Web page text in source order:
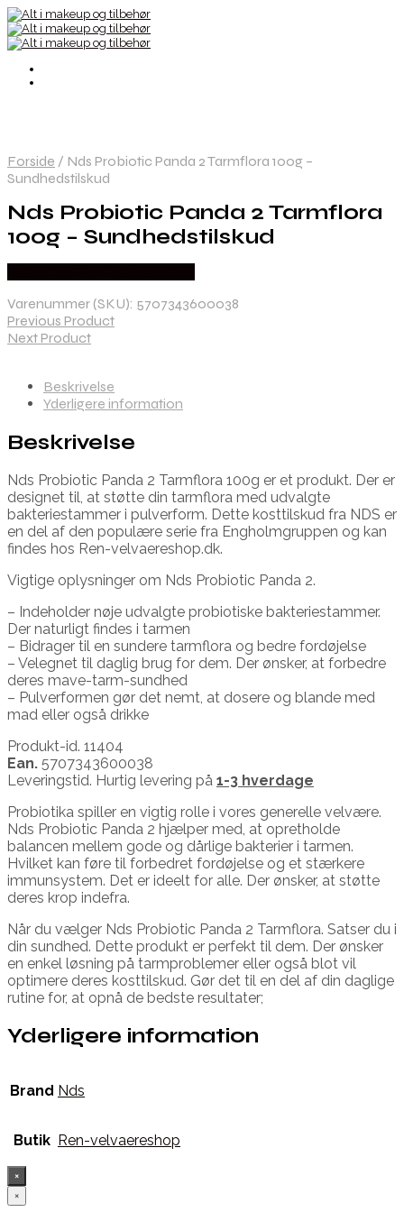
Forside / Nds Probiotic Panda 2 Tarmflora 100g –
Sundhedstilskud
Nds Probiotic Panda 2 Tarmflora
100g – Sundhedstilskud
Varenummer (SKU): 5707343600038
Previous Product
Next Product
Beskrivelse
Yderligere information
Beskrivelse
Nds Probiotic Panda 2 Tarmflora 100g er et produkt. Der er
designet til, at støtte din tarmflora med udvalgte
bakteriestammer i pulverform. Dette kosttilskud fra NDS er
en del af den populære serie fra Engholmgruppen og kan
findes hos Ren-velvaereshop.dk.
Vigtige oplysninger om Nds Probiotic Panda 2.
– Indeholder nøje udvalgte probiotiske bakteriestammer.
Der naturligt findes i tarmen
– Bidrager til en sundere tarmflora og bedre fordøjelse
– Velegnet til daglig brug for dem. Der ønsker, at forbedre
deres mave-tarm-sundhed
– Pulverformen gør det nemt, at dosere og blande med
mad eller også drikke
Produkt-id. 11404
Ean. 5707343600038
Leveringstid. Hurtig levering på 1-3 hverdage
Probiotika spiller en vigtig rolle i vores generelle velvære.
Nds Probiotic Panda 2 hjælper med, at opretholde
balancen mellem gode og dårlige bakterier i tarmen.
Hvilket kan føre til forbedret fordøjelse og et stærkere
immunsystem. Det er ideelt for alle. Der ønsker, at støtte
deres krop indefra.
Når du vælger Nds Probiotic Panda 2 Tarmflora. Satser du i
din sundhed. Dette produkt er perfekt til dem. Der ønsker
en enkel løsning på tarmproblemer eller også blot vil
optimere deres kosttilskud. Gør det til en del af din daglige
rutine for, at opnå de bedste resultater;
Yderligere information
Brand Nds
Butik Ren-velvaereshop
×
×